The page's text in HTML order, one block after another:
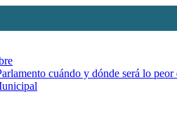
cuándo y dónde será lo